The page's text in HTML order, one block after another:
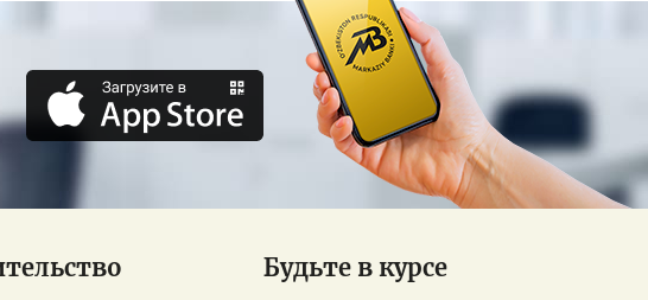
Будьте в курсе